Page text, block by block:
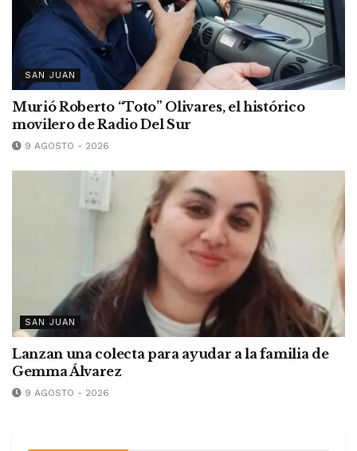
SAN JUAN
Murió Roberto “Toto” Olivares, el histórico
movilero de Radio Del Sur
9 AGOSTO - 2026
SAN JUAN
Lanzan una colecta para ayudar a la familia de
Gemma Álvarez
9 AGOSTO - 2026